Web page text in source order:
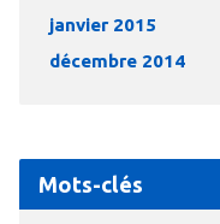
janvier 2015
décembre 2014
Mots-clés